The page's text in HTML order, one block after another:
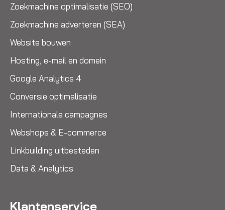
Zoekmachine optimalisatie (SEO)
Zoekmachine adverteren (SEA)
Website bouwen
Hosting, e-mail en domein
Google Analytics 4
Conversie optimalisatie
Internationale campagnes
Webshops & E-commerce
Linkbuilding uitbesteden
Data & Analytics
Klantenservice